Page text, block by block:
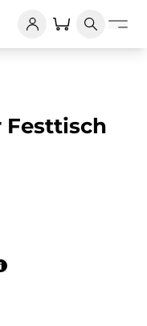
Festtisch